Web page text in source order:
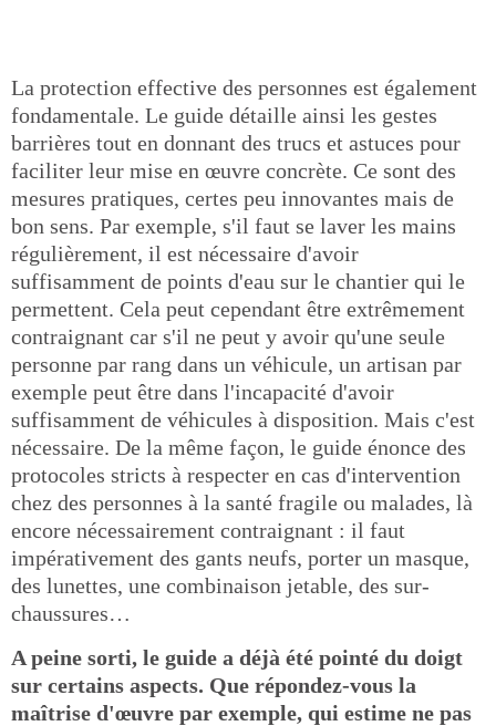
La protection effective des personnes est également
fondamentale. Le guide détaille ainsi les gestes
barrières tout en donnant des trucs et astuces pour
faciliter leur mise en œuvre concrète. Ce sont des
mesures pratiques, certes peu innovantes mais de
bon sens. Par exemple, s'il faut se laver les mains
régulièrement, il est nécessaire d'avoir
suffisamment de points d'eau sur le chantier qui le
permettent. Cela peut cependant être extrêmement
contraignant car s'il ne peut y avoir qu'une seule
personne par rang dans un véhicule, un artisan par
exemple peut être dans l'incapacité d'avoir
suffisamment de véhicules à disposition. Mais c'est
nécessaire. De la même façon, le guide énonce des
protocoles stricts à respecter en cas d'intervention
chez des personnes à la santé fragile ou malades, là
encore nécessairement contraignant : il faut
impérativement des gants neufs, porter un masque,
des lunettes, une combinaison jetable, des sur-
chaussures…
A peine sorti, le guide a déjà été pointé du doigt
sur certains aspects. Que répondez-vous la
maîtrise d'œuvre par exemple, qui estime ne pas